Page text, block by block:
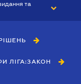
та
ЛІГА:ЗАКОН